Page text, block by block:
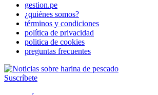
gestion.pe
¿quiénes somos?
términos y condiciones
política de privacidad
politica de cookies
preguntas frecuentes
Suscríbete